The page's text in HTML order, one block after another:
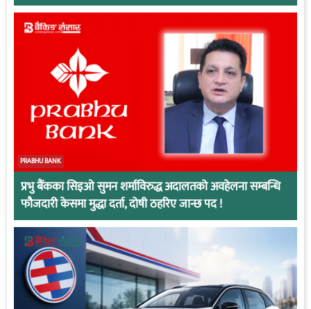
PRABHU BANK
प्रभु बैंकका सिइओ सुमन शर्माविरुद्ध अदालतको अवहेलना सम्बन्धि
फौजदारी केसमा मुद्धा दर्ता, दोषी ठहरिए जान्छ पद !